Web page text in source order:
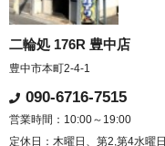
二輪処 176R 豊中店
豊中市本町2-4-1
090-6716-7515
営業時間：10:00～19:00
定休日：木曜日、第2,第4水曜日